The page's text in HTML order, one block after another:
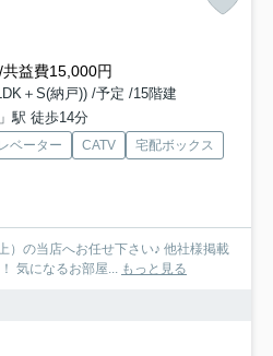
益費15,000円
＋S(納戸)) /予定 /15階建
駅 徒歩14分
ベーター CATV
宅配ボックス
の当店へお任せ下さい♪ 他社様掲載
気になるお部屋... もっと見る